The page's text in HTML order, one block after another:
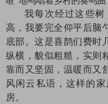
我每次经过这些
高，我要完全仰平后脑
底部。这是喜鹊们费时
纵横，貌似粗糙，实则
靠而又坚固，温暖而又
风闲云私语，这样的
房。